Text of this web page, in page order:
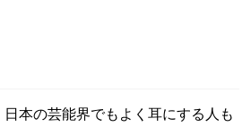
日本の芸能界でもよく耳にする人も